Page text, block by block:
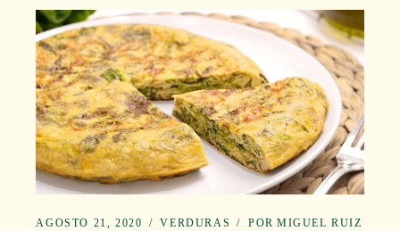
AGOSTO 21, 2020 VERDURAS POR MIGUEL RUIZ